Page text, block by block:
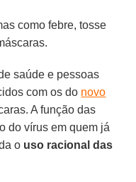
como febre, tosse
saúde e pessoas
com os do novo
A função das
do vírus em quem já
o uso racional das